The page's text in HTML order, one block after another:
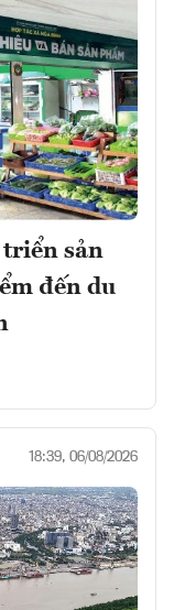
sản
đến du
18:39, 06/08/2026